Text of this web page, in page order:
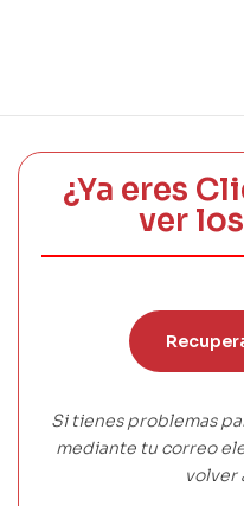
¿Ya eres
ver
Si tienes problemas
mediante tu correo
volver